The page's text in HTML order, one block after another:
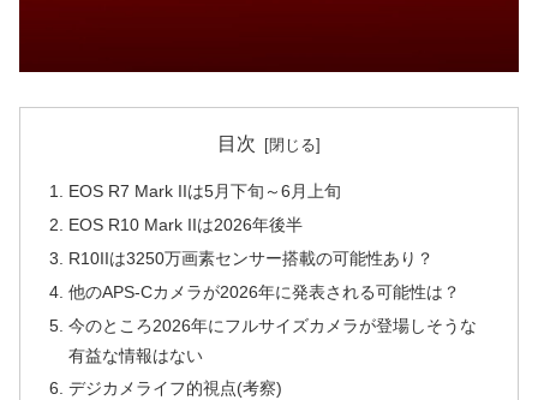
目次
EOS R7 Mark IIは5月下旬～6月上旬
EOS R10 Mark IIは2026年後半
R10IIは3250万画素センサー搭載の可能性あり？
他のAPS-Cカメラが2026年に発表される可能性は？
今のところ2026年にフルサイズカメラが登場しそうな
有益な情報はない
デジカメライフ的視点(考察)